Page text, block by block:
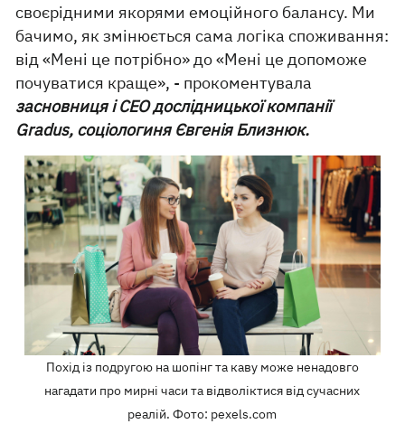
своєрідними якорями емоційного балансу. Ми
бачимо, як змінюється сама логіка споживання:
від «Мені це потрібно» до «Мені це допоможе
почуватися краще», - прокоментувала
засновниця і CEO дослідницької компанії
Gradus, соціологиня Євгенія Близнюк.
Похід із подругою на шопінг та каву може ненадовго
нагадати про мирні часи та відволіктися від сучасних
реалій. Фото: pexels.com